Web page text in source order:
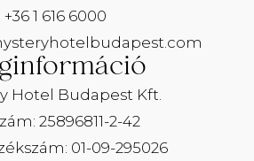
+36 1 616 6000
Hotel Budapest Kft.
25896811-2-42
01-09-295026